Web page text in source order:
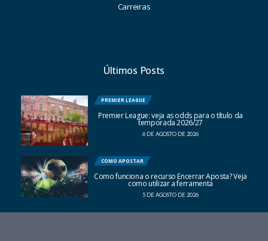
Carreiras
Últimos Posts
PREMIER LEAGUE
Premier League: veja as odds para o título da
temporada 2026/27
6 DE AGOSTO DE 2026
COMO APOSTAR
Como funciona o recurso Encerrar Aposta? Veja
como utilizar a ferramenta
5 DE AGOSTO DE 2026